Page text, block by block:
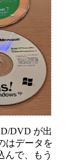
DVD が出
はデータを
んで、もう